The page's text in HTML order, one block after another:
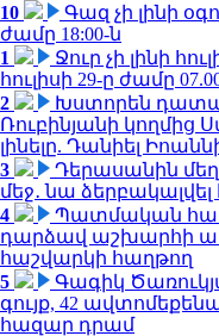
10
Գազ չի լինի
ժամը 18:00-ն
1
Ջուր չի լինի
հուլիսի 29-ը ժամը
2
Խստորեն
Ռուբինյանի կողմից
լինելը. Դանիել
3
Դերասանին
մեջ․ նա ձերբակալվել
4
Պատմական
դարձավ աշխարհի
հաշվարկի հաղթող
5
Գագիկ
գույք, 42
հազար դրամ